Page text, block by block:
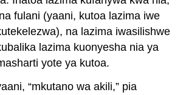
fulani (yaani, kutoa lazima iwe
na lazima iwasilishwe
lazima kuonyesha nia ya
yote ya kutoa.
“mkutano wa akili,” pia